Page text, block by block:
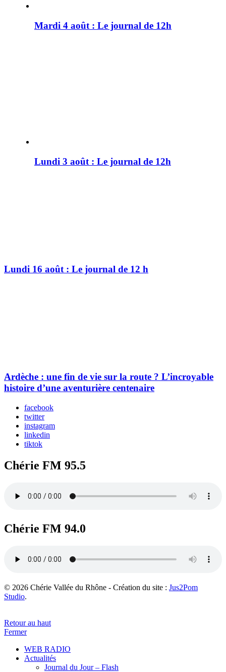
Mardi 4 août : Le journal de 12h
Lundi 3 août : Le journal de 12h
Lundi 16 août : Le journal de 12 h
Ardèche : une fin de vie sur la route ? L’incroyable
histoire d’une aventurière centenaire
facebook
twitter
instagram
linkedin
tiktok
Chérie FM 95.5
Chérie FM 94.0
© 2026 Chérie Vallée du Rhône - Création du site : Jus2Pom
Studio.
Retour au haut
Fermer
WEB RADIO
Actualités
Journal du Jour – Flash